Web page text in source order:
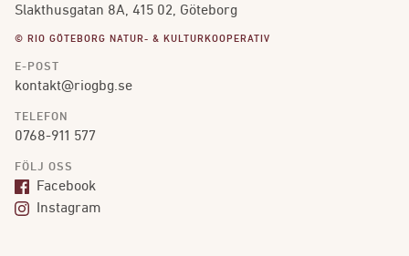
Slakthusgatan 8A, 415 02, Göteborg
© RIO GÖTEBORG NATUR- & KULTURKOOPERATIV
E-POST
kontakt@riogbg.se
TELEFON
0768-911 577
FÖLJ OSS
Facebook
Instagram